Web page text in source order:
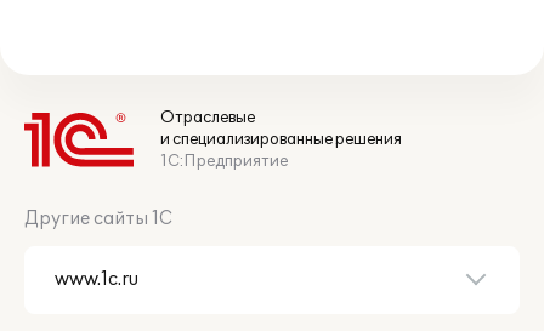
Отраслевые
и специализированные решения
1С:Предприятие
Другие сайты 1С